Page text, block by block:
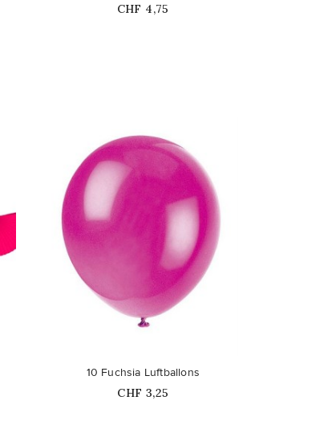
Price
CHF 4,75
10 Fuchsia Luftballons
Price
CHF 3,25